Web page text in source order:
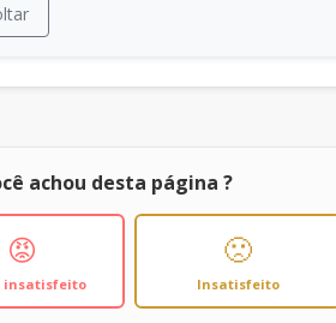
achou desta página ?
😡
insatisfeito
🙁
Insatisfeito